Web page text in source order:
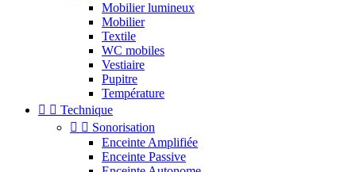
Mobilier lumineux
Mobilier
Textile
WC mobiles
Vestiaire
Pupitre
Température
  Technique
  Sonorisation
Enceinte Amplifiée
Enceinte Passive